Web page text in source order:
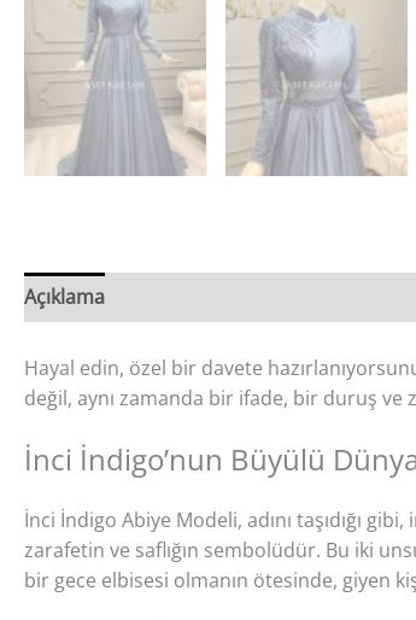
Açıklama
Hayal edin, özel bir davete
değil, aynı zamanda bir ifade, bir duruş ve
İnci İndigo’nun Büyülü
İnci İndigo Abiye Modeli, adını taşıdığı
zarafetin ve saflığın sembolüdür. Bu iki
bir gece elbisesi olmanın ötesinde, giyen